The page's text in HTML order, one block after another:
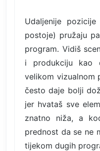
Udaljenije
postoje) pružaju
program. Vidiš
i produkciju kao
velikom vizualnom
često daje bolji
jer hvataš sve
znatno niža, a
prednost da se ne
tijekom dugih